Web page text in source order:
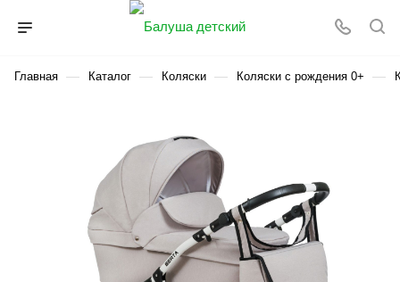
Главная — Каталог — Коляски — Коляски с рождения 0+ —